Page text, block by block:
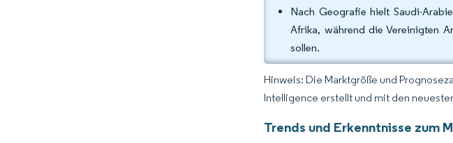
Nach Geografie hielt Saudi-
Afrika, während die Vereinigten
sollen.
Hinweis: Die Marktgröße und
Intelligence erstellt und mit den
Trends und Erkenntnisse zum